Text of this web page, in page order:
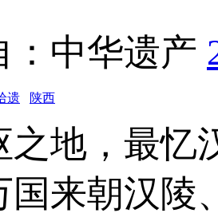
：中华遗产
遗 陕西
之地，最
国来朝汉